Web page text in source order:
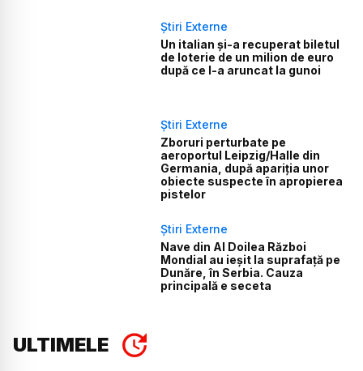
Știri Externe
Un italian și-a recuperat biletul
de loterie de un milion de euro
după ce l-a aruncat la gunoi
Știri Externe
Zboruri perturbate pe
aeroportul Leipzig/Halle din
Germania, după apariția unor
obiecte suspecte în apropierea
pistelor
Știri Externe
Nave din Al Doilea Război
Mondial au ieșit la suprafață pe
Dunăre, în Serbia. Cauza
principală e seceta
ULTIMELE